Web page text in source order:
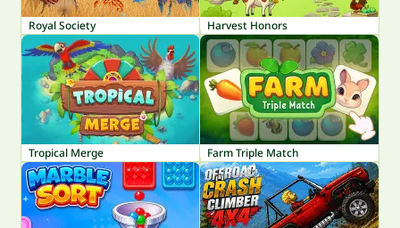
Royal Society Harvest Honors
Tropical Merge Farm Triple Match